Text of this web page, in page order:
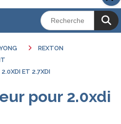
REXTON
ET 2.7XDI
pour 2.0xdi